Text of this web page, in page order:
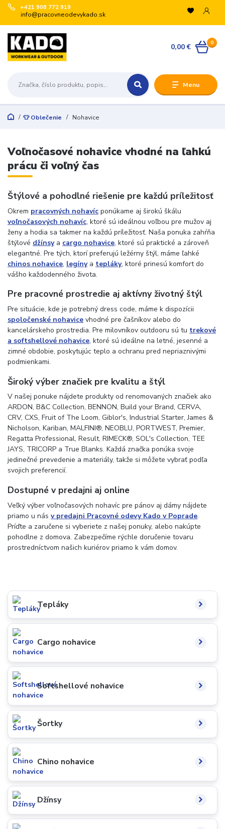
Menu
+421 908 772 919
info@pracovneodevykado.sk
0
0,00 €
👕 Oblečenie Nohavice
Voľnočasové nohavice vhodné na ľahkú
prácu či voľný čas
Štýlové a pohodlné riešenie pre každú príležitosť
Okrem pracovných nohavíc ponúkame aj širokú škálu
voľnočasových nohavíc, ktoré sú ideálnou voľbou pre mužov aj
ženy a hodia sa takmer na každú príležitosť. Naša ponuka zahŕňa
štýlové džínsya cargo nohavice, ktoré sú praktické a zároveň
elegantné. Pre tých, ktorí preferujú ležérny štýl, máme ľahké
chinos nohavice, legínya tepláky, ktoré prinesú komfort do
vášho každodenného života.
Pre pracovné prostredie aj aktívny životný štýl
Pre situácie, kde je potrebný dress code, máme k dispozícii
spoločenské nohavice vhodné pre čašníkov alebo do
kancelárskeho prostredia. Pre milovníkov outdooru sú tu trekové
a softshellové nohavice, ktoré sú ideálne na letné, jesenné a
zimné obdobie, poskytujúc teplo a ochranu pred nepriaznivými
podmienkami.
Široký výber značiek pre kvalitu a štýl
V našej ponuke nájdete produkty od renomovaných značiek ako
ARDON, B&C Collection, BENNON, Build your Brand, CERVA,
CRV, CXS, Fruit of The Loom, Giblor's, Industrial Starter, James &
Nicholson, Kariban, MALFINI®, NEOBLU, PORTWEST, Premier,
Regatta Professional, Result, RIMECK®, SOL's Collection, TEE
JAYS, TRICORP a True Blanks. Každá značka ponúka svoje
jedinečné prevedenie a materiály, takže si môžete vybrať podľa
svojich preferencií.
Dostupné v predajni aj online
Veľký výber voľnočasových nohavíc pre pánov aj dámy nájdete
priamo u nás v predajni Pracovné odevy Kado v Poprade.
Príďte a zaručene si vyberiete z našej ponuky, alebo nakúpte
pohodlne z domova. Zabezpečíme rýchle doručenie tovaru
prostredníctvom našich kuriérov priamo k vám domov.
Tepláky
Cargo nohavice
Softshellové nohavice
Šortky
Chino nohavice
Džínsy
VYUŽITE ZĽAVY
🏷️ -10 % pre registrovaných na vybrané značky
(ARTRA, ARDON, VM, BENNON, ATG, B-WELL, GIBLOR’S
🛒 Množstevné zľavy v košíku:
€200 → -5 %
€500 → -10 %
€1 000 → -15 %
Registrujte sa:
Zatvoriť